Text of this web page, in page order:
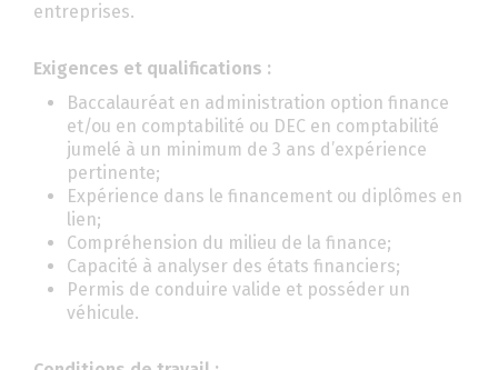
entreprises.
Exigences et qualifications :
Baccalauréat en administration option finance
et/ou en comptabilité ou DEC en comptabilité
jumelé à un minimum de 3 ans d’expérience
pertinente;
Expérience dans le financement ou diplômes en
lien;
Compréhension du milieu de la finance;
Capacité à analyser des états financiers;
Permis de conduire valide et posséder un
véhicule.